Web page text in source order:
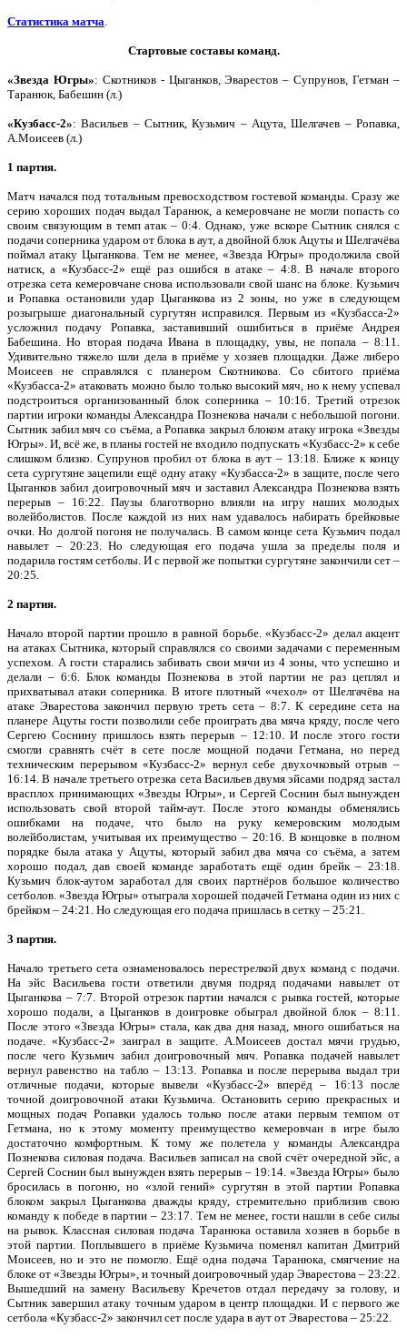
Статистика матча.
Стартовые составы команд.
«Звезда Югры»: Скотников - Цыганков, Эварестов – Супрунов, Гетман –
Таранюк, Бабешин (л.)
«Кузбасс-2»: Васильев – Сытник, Кузьмич – Ацута, Шелгачев – Ропавка,
А.Моисеев (л.)
1 партия.
Матч начался под тотальным превосходством гостевой команды. Сразу же
серию хороших подач выдал Таранюк, а кемеровчане не могли попасть со
своим связующим в темп атак – 0:4. Однако, уже вскоре Сытник снялся с
подачи соперника ударом от блока в аут, а двойной блок Ацуты и Шелгачёва
поймал атаку Цыганкова. Тем не менее, «Звезда Югры» продолжила свой
натиск, а «Кузбасс-2» ещё раз ошибся в атаке – 4:8. В начале второго
отрезка сета кемеровчане снова использовали свой шанс на блоке. Кузьмич
и Ропавка остановили удар Цыганкова из 2 зоны, но уже в следующем
розыгрыше диагональный сургутян исправился. Первым из «Кузбасса-2»
усложнил подачу Ропавка, заставивший ошибиться в приёме Андрея
Бабешина. Но вторая подача Ивана в площадку, увы, не попала – 8:11.
Удивительно тяжело шли дела в приёме у хозяев площадки. Даже либеро
Моисеев не справлялся с планером Скотникова. Со сбитого приёма
«Кузбасса-2» атаковать можно было только высокий мяч, но к нему успевал
подстроиться организованный блок соперника – 10:16. Третий отрезок
партии игроки команды Александра Познекова начали с небольшой погони.
Сытник забил мяч со съёма, а Ропавка закрыл блоком атаку игрока «Звезды
Югры». И, всё же, в планы гостей не входило подпускать «Кузбасс-2» к себе
слишком близко. Супрунов пробил от блока в аут – 13:18. Ближе к концу
сета сургутяне зацепили ещё одну атаку «Кузбасса-2» в защите, после чего
Цыганков забил доигровочный мяч и заставил Александра Познекова взять
перерыв – 16:22. Паузы благотворно влияли на игру наших молодых
волейболистов. После каждой из них нам удавалось набирать брейковые
очки. Но долгой погоня не получалась. В самом конце сета Кузьмич подал
навылет – 20:23. Но следующая его подача ушла за пределы поля и
подарила гостям сетболы. И с первой же попытки сургутяне закончили сет –
20:25.
2 партия.
Начало второй партии прошло в равной борьбе. «Кузбасс-2» делал акцент
на атаках Сытника, который справлялся со своими задачами с переменным
успехом. А гости старались забивать свои мячи из 4 зоны, что успешно и
делали – 6:6. Блок команды Познекова в этой партии не раз цеплял и
прихватывал атаки соперника. В итоге плотный «чехол» от Шелгачёва на
атаке Эварестова закончил первую треть сета – 8:7. К середине сета на
планере Ацуты гости позволили себе проиграть два мяча кряду, после чего
Сергею Соснину пришлось взять перерыв – 12:10. И после этого гости
смогли сравнять счёт в сете после мощной подачи Гетмана, но перед
техническим перерывом «Кузбасс-2» вернул себе двухочковый отрыв –
16:14. В начале третьего отрезка сета Васильев двумя эйсами подряд застал
врасплох принимающих «Звезды Югры», и Сергей Соснин был вынужден
использовать свой второй тайм-аут. После этого команды обменялись
ошибками на подаче, что было на руку кемеровским молодым
волейболистам, учитывая их преимущество – 20:16. В концовке в полном
порядке была атака у Ацуты, который забил два мяча со съёма, а затем
хорошо подал, дав своей команде заработать ещё один брейк – 23:18.
Кузьмич блок-аутом заработал для своих партнёров большое количество
сетболов. «Звезда Югры» отыграла хорошей подачей Гетмана один из них с
брейком – 24:21. Но следующая его подача пришлась в сетку – 25:21.
3 партия.
Начало третьего сета ознаменовалось перестрелкой двух команд с подачи.
На эйс Васильева гости ответили двумя подряд подачами навылет от
Цыганкова – 7:7. Второй отрезок партии начался с рывка гостей, которые
хорошо подали, а Цыганков в доигровке обыграл двойной блок – 8:11.
После этого «Звезда Югры» стала, как два дня назад, много ошибаться на
подаче. «Кузбасс-2» заиграл в защите. А.Моисеев достал мячи грудью,
после чего Кузьмич забил доигровочный мяч. Ропавка подачей навылет
вернул равенство на табло – 13:13. Ропавка и после перерыва выдал три
отличные подачи, которые вывели «Кузбасс-2» вперёд – 16:13 после
точной доигровочной атаки Кузьмича. Остановить серию прекрасных и
мощных подач Ропавки удалось только после атаки первым темпом от
Гетмана, но к этому моменту преимущество кемеровчан в игре было
достаточно комфортным. К тому же полетела у команды Александра
Познекова силовая подача. Васильев записал на свой счёт очередной эйс, а
Сергей Соснин был вынужден взять перерыв – 19:14. «Звезда Югры» было
бросилась в погоню, но «злой гений» сургутян в этой партии Ропавка
блоком закрыл Цыганкова дважды кряду, стремительно приблизив свою
команду к победе в партии – 23:17. Тем не менее, гости нашли в себе силы
на рывок. Классная силовая подача Таранюка оставила хозяев в борьбе в
этой партии. Поплывшего в приёме Кузьмича поменял капитан Дмитрий
Моисеев, но и это не помогло. Ещё одна подача Таранюка, смягчение на
блоке от «Звезды Югры», и точный доигровочный удар Эварестова – 23:22.
Вышедший на замену Васильеву Кречетов отдал передачу за голову, и
Сытник завершил атаку точным ударом в центр площадки. И с первого же
сетбола «Кузбасс-2» закончил сет после удара в аут от Эварестова – 25:22.